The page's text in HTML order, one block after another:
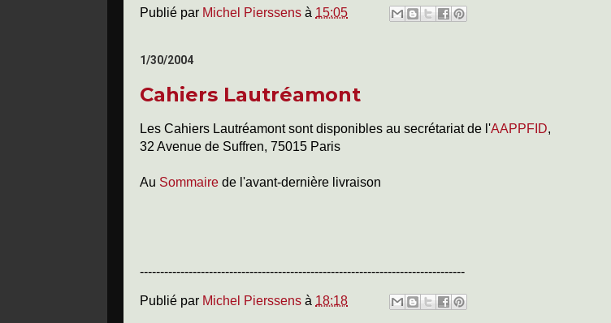
Publié par Michel Pierssens à 15:05
1/30/2004
Cahiers Lautréamont
Les Cahiers Lautréamont sont disponibles au secrétariat de l'AAPPFID,
32 Avenue de Suffren, 75015 Paris
Au Sommaire de l'avant-dernière livraison
--------------------------------------------------------------------------------
Publié par Michel Pierssens à 18:18